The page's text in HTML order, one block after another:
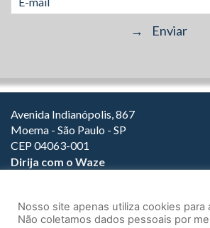
Avenida Indianópolis, 867
Moema - São Paulo - SP
CEP 04063-001
Dirija com o Waze
(11) 3147-1800
Nosso site apenas utiliza cookies para
Não coletamos dados pessoais por